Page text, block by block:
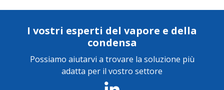
I vostri esperti del vapore e della
condensa
Possiamo aiutarvi a trovare la soluzione più
adatta per il vostro settore